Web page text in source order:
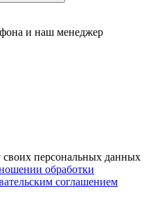
и наш менеджер
своих персональных данных
обработки
соглашением